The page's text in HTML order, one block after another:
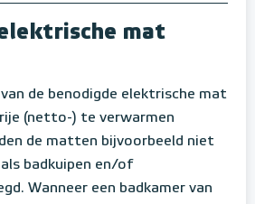
mat
de benodigde elektrische mat
(netto-) te verwarmen
de matten bijvoorbeeld niet
badkuipen en/of
Wanneer een badkamer van